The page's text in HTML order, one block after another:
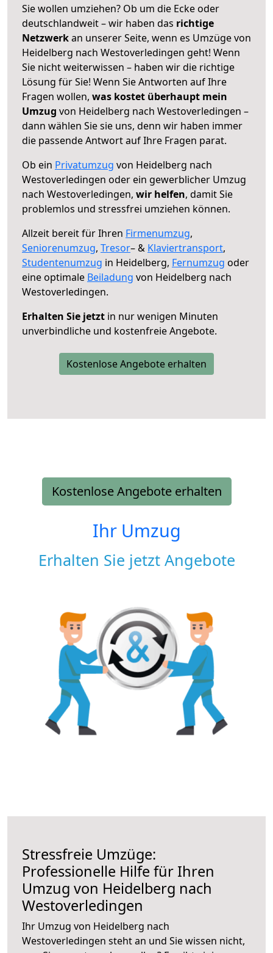
Sie wollen umziehen? Ob um die Ecke oder
deutschlandweit – wir haben das richtige
Netzwerkan unserer Seite, wenn es Umzüge von
Heidelberg nach Westoverledingen geht! Wenn
Sie nicht weiterwissen – haben wir die richtige
Lösung für Sie! Wenn Sie Antworten auf Ihre
Fragen wollen, was kostet überhaupt mein
Umzug von Heidelberg nach Westoverledingen –
dann wählen Sie sie uns, denn wir haben immer
die passende Antwort auf Ihre Fragen parat.
Ob ein Privatumzug von Heidelberg nach
Westoverledingen oder ein gewerblicher Umzug
nach Westoverledingen, wir helfen, damit Sie
problemlos und stressfrei umziehen können.
Allzeit bereit für Ihren Firmenumzug,
Seniorenumzug, Tresor– & Klaviertransport,
Studentenumzug in Heidelberg, Fernumzug oder
eine optimale Beiladung von Heidelberg nach
Westoverledingen.
Erhalten Sie jetzt in nur wenigen Minuten
unverbindliche und kostenfreie Angebote.
Kostenlose Angebote erhalten
Kostenlose Angebote erhalten
Ihr Umzug
Erhalten Sie jetzt Angebote
Stressfreie Umzüge:
Professionelle Hilfe für Ihren
Umzug von Heidelberg nach
Westoverledingen
Ihr Umzug von Heidelberg nach
Westoverledingen steht an und Sie wissen nicht,